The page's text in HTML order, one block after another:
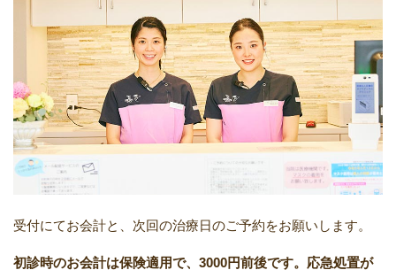
受付にてお会計と、次回の治療日のご予約をお願いします。
初診時のお会計は保険適用で、3000円前後です。応急処置が